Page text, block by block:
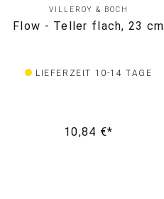
VILLEROY & BOCH
Flow - Teller flach, 23 cm
LIEFERZEIT 10-14 TAGE
10,84 €*